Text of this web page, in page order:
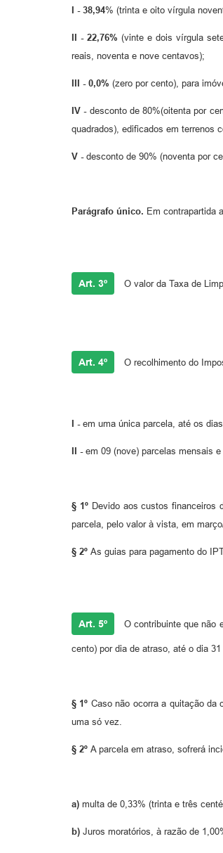
I - 38,94% (trinta e oito vírgula
II - 22,76%(vinte e dois vírgula
reais, noventa e nove centavos);
III - 0,0% (zero por cento), para
IV - desconto de 80%(oitenta por
quadrados), edificados em terrenos
V - desconto de 90% (noventa por
Parágrafo único. Em contrapartida
Art. 3º O valor da Taxa de
Art. 4º O recolhimento do
I -em uma única parcela, até os
II -em 09 (nove) parcelas mensais
§ 1ºDevido aos custos financeiros
parcela, pelo valor à vista, em
§ 2º As guias para pagamento do
Art. 5º O contribuinte que não
cento) por dia de atraso, até o dia
§ 1º Caso não ocorra a quitação da
uma só vez.
§ 2º A parcela em atraso, sofrerá
a) multa de 0,33% (trinta e três
b) Juros moratórios, à razão de